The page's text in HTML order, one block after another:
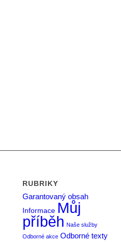
RUBRIKY
Garantovaný obsah
Informace Můj
příběh Naše služby
Odborné akce Odborné texty